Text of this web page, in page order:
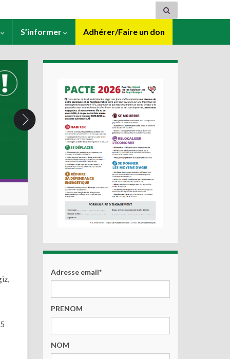
S’informer Adhérer/Faire un don
Adresse email*
PRENOM
NOM